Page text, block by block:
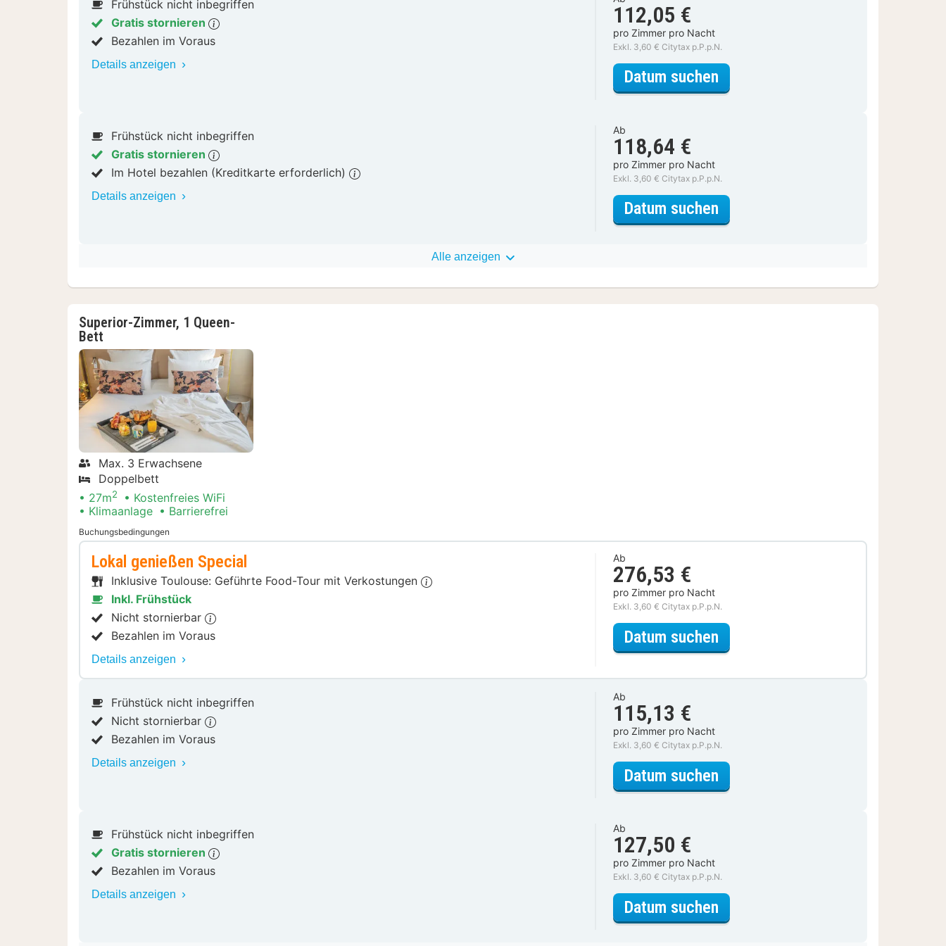
Frühstück nicht inbegriffen
Gratis stornieren
Bezahlen im Voraus
Details anzeigen
112,05 €
pro Zimmer pro Nacht
Exkl. 3,60 € Citytax p.P.p.N.
Datum suchen
Frühstück nicht inbegriffen
Gratis stornieren
Im Hotel bezahlen (Kreditkarte erforderlich)
Details anzeigen
Ab
118,64 €
pro Zimmer pro Nacht
Exkl. 3,60 € Citytax p.P.p.N.
Datum suchen
Alle anzeigen
Superior-Zimmer, 1 Queen-
Bett
Max. 3 Erwachsene
Doppelbett
27m2
Kostenfreies WiFi
Klimaanlage
Barrierefrei
Buchungsbedingungen
Lokal genießen Special
Inklusive Toulouse: Geführte Food-Tour mit Verkostungen
Inkl. Frühstück
Nicht stornierbar
Bezahlen im Voraus
Details anzeigen
Ab
276,53 €
pro Zimmer pro Nacht
Exkl. 3,60 € Citytax p.P.p.N.
Datum suchen
Frühstück nicht inbegriffen
Nicht stornierbar
Bezahlen im Voraus
Details anzeigen
Ab
115,13 €
pro Zimmer pro Nacht
Exkl. 3,60 € Citytax p.P.p.N.
Datum suchen
Frühstück nicht inbegriffen
Gratis stornieren
Bezahlen im Voraus
Details anzeigen
Ab
127,50 €
pro Zimmer pro Nacht
Exkl. 3,60 € Citytax p.P.p.N.
Datum suchen